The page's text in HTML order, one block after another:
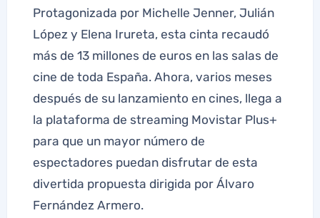
Protagonizada por Michelle Jenner, Julián
López y Elena Irureta, esta cinta recaudó
más de 13 millones de euros en las salas de
cine de toda España. Ahora, varios meses
después de su lanzamiento en cines, llega a
la plataforma de streaming Movistar Plus+
para que un mayor número de
espectadores puedan disfrutar de esta
divertida propuesta dirigida por Álvaro
Fernández Armero.